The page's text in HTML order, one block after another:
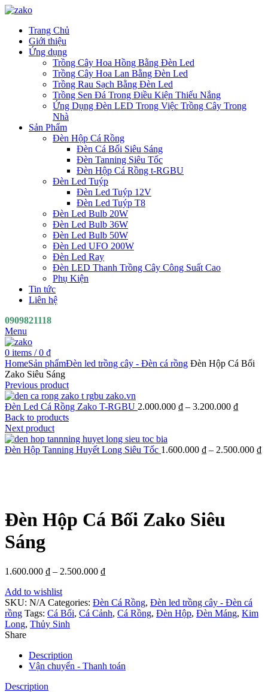
Trang Chủ
Giới thiệu
Ứng dụng
Trồng Cây Hoa Hồng Bằng Đèn Led
Trồng Cây Hoa Lan Bằng Đèn Led
Trồng Rau Sạch Bằng Đèn Led
Trồng Sen Đá Trong Điều Kiện Thiếu Nắng
Ứng Dụng Đèn LED Trong Việc Trồng Cây Trong
Nhà
Sản Phẩm
Đèn Hộp Cá Rồng
Đèn Cá Bối Siêu Sáng
Đèn Tanning Siêu Tốc
Đèn Hộp Cá Rồng t-RGBU
Đèn Led Tuýp
Đèn Led Tuýp 12V
Đèn Led Tuýp T8
Đèn Led Bulb 20W
Đèn Led Bulb 36W
Đèn Led Bulb 50W
Đèn Led UFO 200W
Đèn Led Ray
Đèn LED Thanh Trồng Cây Công Suất Cao
Phụ Kiện
Tin tức
Liên hệ
0909821118
Menu
0 items / 0 ₫
HomeSản phẩmĐèn led trồng cây - Đèn cá rồng Đèn Hộp Cá Bối
Zako Siêu Sáng
Previous product
Đèn Led Cá Rồng Zako T-RGBU 2.000.000 ₫ – 3.200.000 ₫
Back to products
Next product
Đèn Hộp Tanning Huyết Long Siêu Tốc 1.600.000 ₫ – 2.500.000 ₫
Đèn Hộp Cá Bối Zako Siêu
Sáng
1.600.000 ₫ – 2.500.000 ₫
Add to wishlist
SKU: N/A Categories: Đèn Cá Rồng, Đèn led trồng cây - Đèn cá
rồng Tags: Cá Bối, Cá Cảnh, Cá Rồng, Đèn Hộp, Đèn Máng, Kim
Long, Thủy Sinh
Share
Description
Vận chuyển - Thanh toán
Description